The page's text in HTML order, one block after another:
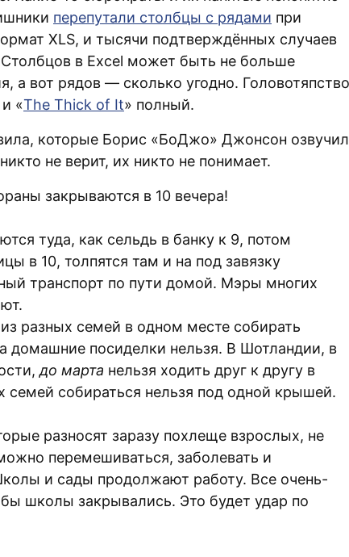
перепутали столбцы с рядами при
XLS, и тысячи подтверждённых случаев
Столбцов в Excel может быть не больше
а вот рядов — сколько угодно. Головотяпство
«The Thick of It» полный.
которые Борис «БоДжо» Джонсон озвучил
не верит, их никто не понимает.
закрываются в 10 вечера!
туда, как сельдь в банку к 9, потом
в 10, толпятся там и на под завязку
транспорт по пути домой. Мэры многих
разных семей в одном месте собирать
домашние посиделки нельзя. В Шотландии, в
до марта нельзя ходить друг к другу в
семей собираться нельзя под одной крышей.
разносят заразу похлеще взрослых, не
перемешиваться, заболевать и
и сады продолжают работу. Все очень-
школы закрывались. Это будет удар по